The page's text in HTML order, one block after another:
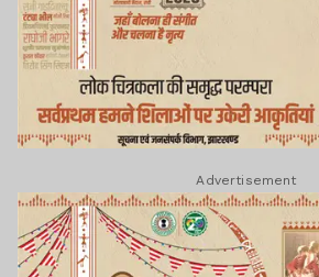
Advertisement